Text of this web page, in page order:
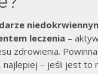
leczenia –
zdrowienia.
najlepiej – jeśli jest to